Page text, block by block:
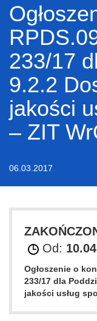
233/17
9.2.2
jakości
– ZIT
06.03.2017
Od:
Ogłoszenie o
233/17 dla
jakości usług